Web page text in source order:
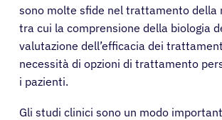
sono molte sfide nel trattamento della
tra cui la comprensione della biologia
valutazione dell’efficacia dei
necessità di opzioni di trattamento
i pazienti.
Gli studi clinici sono un modo